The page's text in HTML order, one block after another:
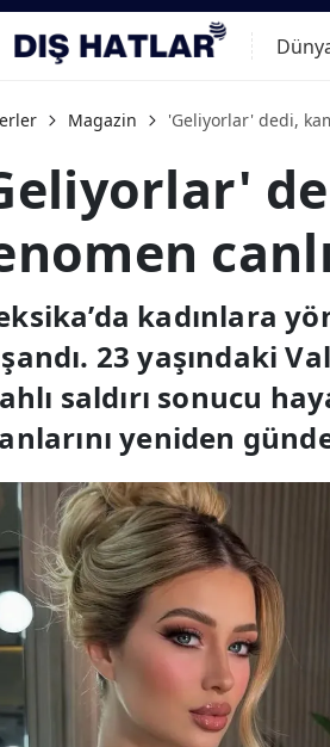
Magazin 'Geliyorlar' dedi,
kadınlara
23 yaşındaki
saldırı sonucu
yeniden